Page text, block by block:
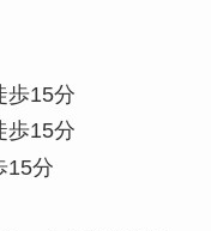
歩15分
歩15分
15分